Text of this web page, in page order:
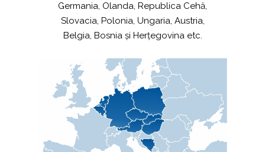
Germania, Olanda, Republica Cehă,
Slovacia, Polonia, Ungaria, Austria,
Belgia, Bosnia și Herțegovina etc.